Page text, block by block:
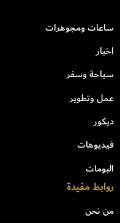
ساعات ومجوهرات
اخبار
سياحة وسفر
عمل وتطوير
ديكور
فيديوهات
البومات
روابط مفيدة
من نحن